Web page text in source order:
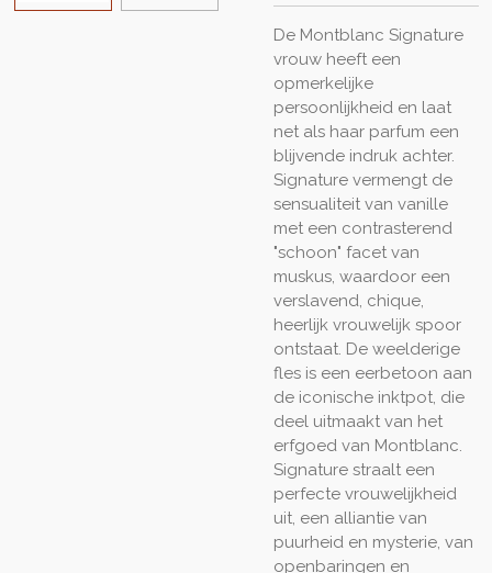
De Montblanc Signature
vrouw heeft een
opmerkelijke
persoonlijkheid en laat
net als haar parfum een
blijvende indruk achter.
Signature vermengt de
sensualiteit van vanille
met een contrasterend
"schoon" facet van
muskus, waardoor een
verslavend, chique,
heerlijk vrouwelijk spoor
ontstaat. De weelderige
fles is een eerbetoon aan
de iconische inktpot, die
deel uitmaakt van het
erfgoed van Montblanc.
Signature straalt een
perfecte vrouwelijkheid
uit, een alliantie van
puurheid en mysterie, van
openbaringen en